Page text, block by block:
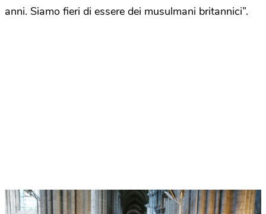
anni. Siamo fieri di essere dei musulmani britannici”.